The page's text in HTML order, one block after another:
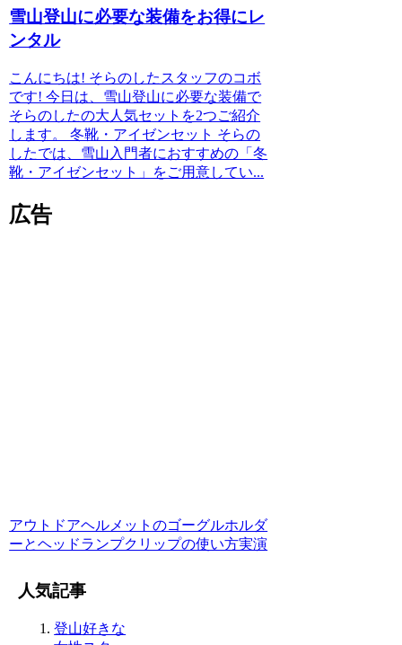
雪山登山に必要な装備をお得にレ
ンタル
こんにちは! そらのしたスタッフのコボ
です! 今日は、雪山登山に必要な装備で
そらのしたの大人気セットを2つご紹介
します。 冬靴・アイゼンセット そらの
したでは、雪山入門者におすすめの「冬
靴・アイゼンセット」をご用意してい...
広告
アウトドアヘルメットのゴーグルホルダ
ーとヘッドランプクリップの使い方実演
人気記事
登山好きな